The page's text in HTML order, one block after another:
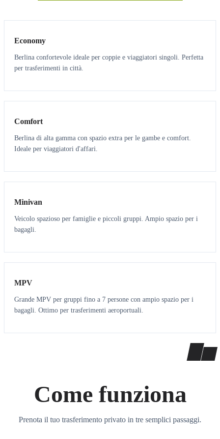
Economy
Berlina confortevole ideale per coppie e viaggiatori singoli. Perfetta
per trasferimenti in città.
3 3
Comfort
Berlina di alta gamma con spazio extra per le gambe e comfort.
Ideale per viaggiatori d'affari.
6 5
Minivan
Veicolo spazioso per famiglie e piccoli gruppi. Ampio spazio per i
bagagli.
7 7
MPV
Grande MPV per gruppi fino a 7 persone con ampio spazio per i
bagagli. Ottimo per trasferimenti aeroportuali.
Come funziona
Prenota il tuo trasferimento privato in tre semplici passaggi.